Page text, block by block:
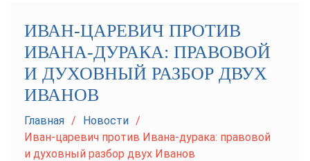
ИВАН-ЦАРЕВИЧ ПРОТИВ
ИВАНА-ДУРАКА: ПРАВОВОЙ
И ДУХОВНЫЙ РАЗБОР ДВУХ
ИВАНОВ
Главная
Новости
Иван-царевич против Ивана-дурака: правовой
и духовный разбор двух Иванов